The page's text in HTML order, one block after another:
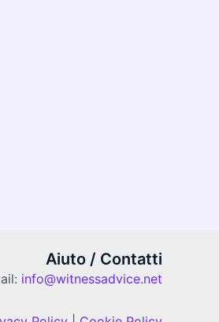
Aiuto / Contatti
info@witnessadvice.net